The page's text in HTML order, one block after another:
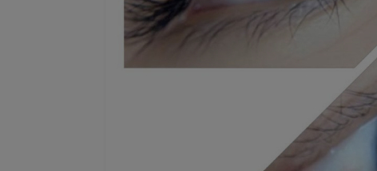
EP
Maksaminen tökki ja siinä alennuksen
saaminen. Ohjelma väitti, että alennus oli jo